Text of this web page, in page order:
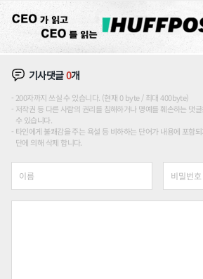
기사댓글0개
200자까지 쓰실 수 있습니다. (현재 0 byte / 최대 400byte)
저작권 등 다른 사람의 권리를 침해하거나 명예를 훼손하는 댓
수 있습니다.
타인에게 불쾌감을 주는 욕설 등 비하하는 단어가 내용에 포함
단에 의해 삭제 합니다.